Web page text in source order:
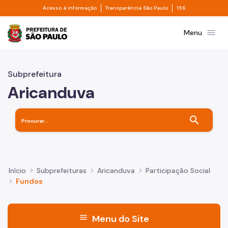
Pular para o Conteúdo principal
Acesso à informação Divisor de acesso à informação
Transparência São Paulo Divisor de
156
Prefeitura de São PauloMenu menu
Subprefeitura
Aricanduva
search
Início Subprefeituras Aricanduva
Participação Social
Fundos
menu Menu do Site